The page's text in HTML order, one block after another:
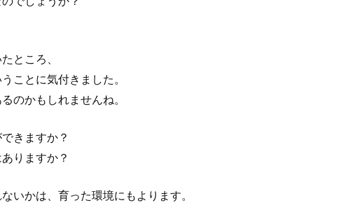
ところ、
ことに気付きました。
のかもしれませんね。
きますか？
りますか？
いかは、育った環境にもよります。